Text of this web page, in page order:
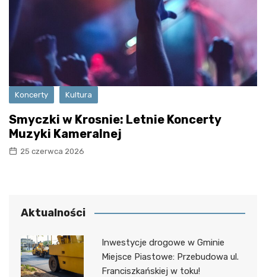
Koncerty Kultura
Smyczki w Krosnie: Letnie Koncerty
Muzyki Kameralnej
25 czerwca 2026
Aktualności
Inwestycje drogowe w Gminie
Miejsce Piastowe: Przebudowa ul.
Franciszkańskiej w toku!